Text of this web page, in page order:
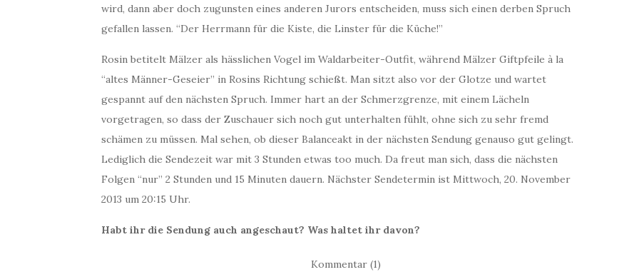
wird, dann aber doch zugunsten eines anderen Jurors entscheiden, muss sich einen derben Spruch
gefallen lassen. “Der Herrmann für die Kiste, die Linster für die Küche!”
Rosin betitelt Mälzer als hässlichen Vogel im Waldarbeiter-Outfit, während Mälzer Giftpfeile à la
“altes Männer-Geseier” in Rosins Richtung schießt. Man sitzt also vor der Glotze und wartet
gespannt auf den nächsten Spruch. Immer hart an der Schmerzgrenze, mit einem Lächeln
vorgetragen, so dass der Zuschauer sich noch gut unterhalten fühlt, ohne sich zu sehr fremd
schämen zu müssen. Mal sehen, ob dieser Balanceakt in der nächsten Sendung genauso gut gelingt.
Lediglich die Sendezeit war mit 3 Stunden etwas too much. Da freut man sich, dass die nächsten
Folgen “nur” 2 Stunden und 15 Minuten dauern. Nächster Sendetermin ist Mittwoch, 20. November
2013 um 20:15 Uhr.
Habt ihr die Sendung auch angeschaut? Was haltet ihr davon?
Kommentar (1)